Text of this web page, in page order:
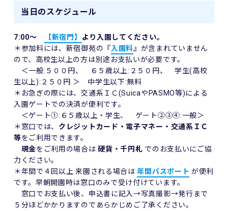
当日のスケジュール
7:00～ 【新宿門】 より入園してください。
＊参加料には、新宿御苑の『入園料』が含まれていません
ので、高校生以上の方は別途お支払いが必要です。
＜一般:５００円、 ６５歳以上:２５０円、 学生(高校
生以上):２５０円 ＞ 中学生以下:無料
＊お急ぎの際には、交通系ＩＣ(SuicaやPASMO等)による
入園ゲートでの決済が便利です。
＜ゲート①:６５歳以上・学生、 ゲート②③④:一般＞
＊窓口では、 クレジットカード・電子マネー・交通系ＩＣ
等をご利用できます。
現金をご利用の場合は硬貨・千円札 でのお支払いにご協
力ください。
＊年間で４回以上 来園される場合は年間パスポート が便利
です。早朝開園時は窓口のみで受け付けています。
窓口でお支払い後、申込書に記入→写真撮影→発行まで
５分ほどかかりますのであらかじめご了承ください。